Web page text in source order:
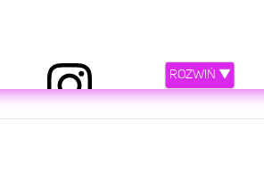
Maciej Musiał (@maciejmusial_official)
ROZWIŃ ▼